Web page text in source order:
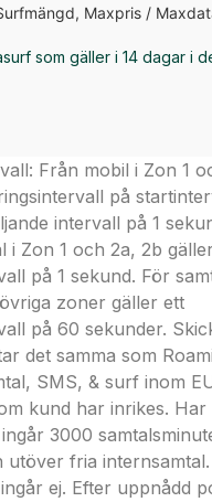
Maxpris /
som gäller i 14 dagar i
Från mobil i Zon 1
på
intervall på 1
i Zon 1 och 2a, 2b
på 1 sekund. För
zoner gäller ett
på 60 sekunder.
det samma som
SMS, & surf inom
kund har inrikes. Har
3000
utöver fria
ej. Efter uppnådd